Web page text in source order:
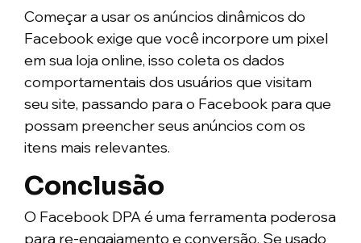
Começar a usar os anúncios dinâmicos do
Facebook exige que você incorpore um pixel
em sua loja online, isso coleta os dados
comportamentais dos usuários que visitam
seu site, passando para o Facebook para que
possam preencher seus anúncios com os
itens mais relevantes.
Conclusão
O Facebook DPA é uma ferramenta poderosa
para re-engajamento e conversão. Se usado